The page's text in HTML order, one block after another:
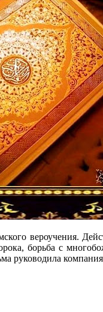
вероучения.
борьба с
руководила